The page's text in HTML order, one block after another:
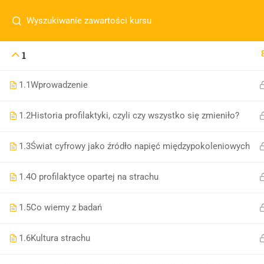
1
1.1Wprowadzenie
1.2Historia profilaktyki, czyli czy wszystko się zmieniło?
1.3Świat cyfrowy jako źródło napięć międzypokoleniowych
1.4O profilaktyce opartej na strachu
1.5Co wiemy z badań
1.6Kultura strachu
info@andrzejczakszkolenia.pl +48 660